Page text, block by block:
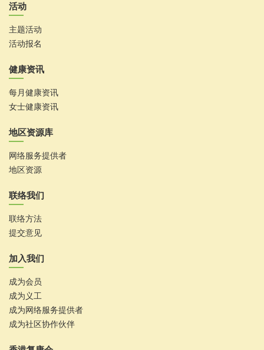
活动
主题活动
活动报名
健康资讯
每月健康资讯
女士健康资讯
地区资源库
网络服务提供者
地区资源
联络我们
联络方法
提交意见
加入我们
成为会员
成为义工
成为网络服务提供者
成为社区协作伙伴